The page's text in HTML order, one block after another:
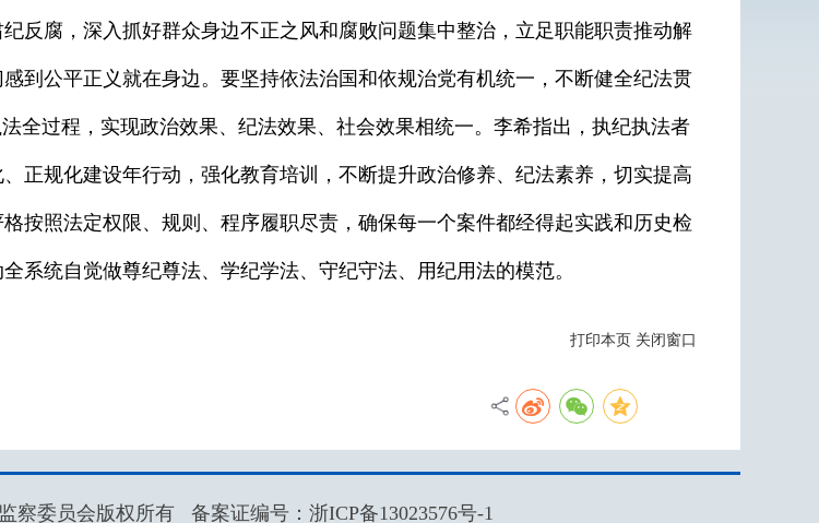
反腐，深入抓好群众身边不正之风和腐败问题集中整治，立足职能职责推动解
到公平正义就在身边。要坚持依法治国和依规治党有机统一，不断健全纪法贯
全过程，实现政治效果、纪法效果、社会效果相统一。李希指出，执纪执法者
正规化建设年行动，强化教育培训，不断提升政治修养、纪法素养，切实提高
按照法定权限、规则、程序履职尽责，确保每一个案件都经得起实践和历史检
系统自觉做尊纪尊法、学纪学法、守纪守法、用纪用法的模范。
打印本页 关闭窗口
察委员会版权所有 备案证编号： 浙ICP备13023576号-1